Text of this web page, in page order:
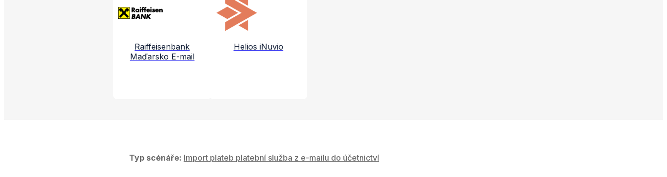
Raiffeisenbank
Maďarsko E-mail
Helios iNuvio
Typ scénáře: Import plateb platební služba z e-mailu do účetnictví